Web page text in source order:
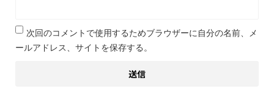
次回のコメントで使用するためブラウザーに自分の名前、メ
ールアドレス、サイトを保存する。